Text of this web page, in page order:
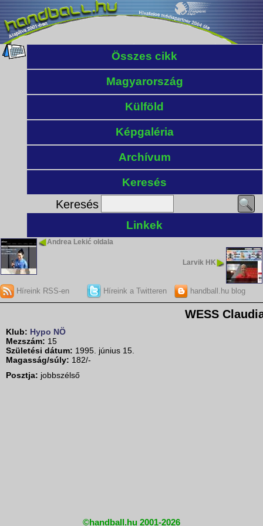
Összes cikk
Magyarország
Külföld
Képgaléria
Archívum
Keresés
Keresés
Linkek
Andrea Lekić oldala
Larvik HK
Híreink RSS-en Híreink a Twitteren handball.hu blog
WESS
Klub: Hypo NÖ
Mezszám: 15
Születési dátum: 1995. június 15.
Magasság/súly: 182/-
Posztja: jobbszélső
©handball.hu 2001-2026